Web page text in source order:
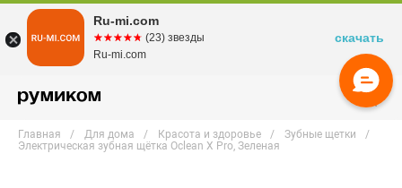
Главная Для дома Красота и здоровье
Зубные щетки
Электрическая зубная щётка Oclean X Pro, Зеленая
Ru-mi.com
☆☆☆☆☆
★★★★★ (23) звезды
Ru-mi.com
скачать